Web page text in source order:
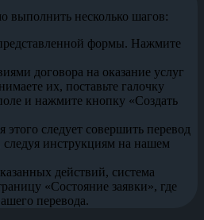
выполнить несколько шагов:
формы. Нажмите
договора на оказание услуг
их, поставьте галочку
и нажмите кнопку «Создать
этого следует совершить перевод
инструкциям на нашем
действий, система
«Состояние заявки», где
перевода.